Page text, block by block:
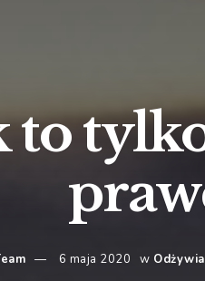
to
6 maja 2020 w